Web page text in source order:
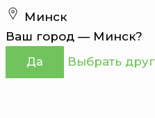
Перейти
к
содержимому
Минск
Ваш город — Минск?
Да Выбрать